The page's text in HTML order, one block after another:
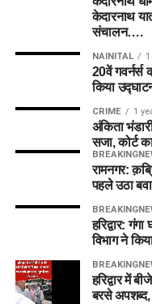
केदारनाथ
संचालन….
NAINITAL
20वें गवर्नर्स
किया
CRIME 1
अंकिता
सजा, कोर्ट
रामनगर:
पहले उठा
हरिद्वार:
विभाग ने
हरिद्वार में
बरसे अपशब्द,